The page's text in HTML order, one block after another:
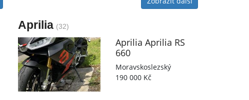
Aprilia (32)
Aprilia Aprilia RS
660
Moravskoslezský
190 000 Kč